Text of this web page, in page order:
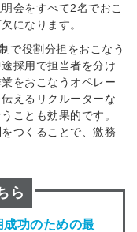
会をすべて2名でおこ
になります。
で役割分担をおこなう
採用で担当者を分け
をおこなうオペレー
えるリクルーターな
ことも効果的です。
つくることで、激務
ら
功のための最